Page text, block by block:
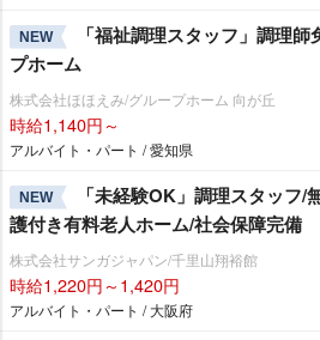
NEW
「福祉調理スタッフ」調理
プホーム
株式会社ほほえみ/グループホーム 向が丘
時給1,140円～
アルバイト・パート / 愛知県
NEW
「未経験OK」調理スタッフ
護付き有料老人ホーム/社会保障完備
株式会社サンガジャパン/千里山翔裕館
時給1,220円～1,420円
アルバイト・パート / 大阪府